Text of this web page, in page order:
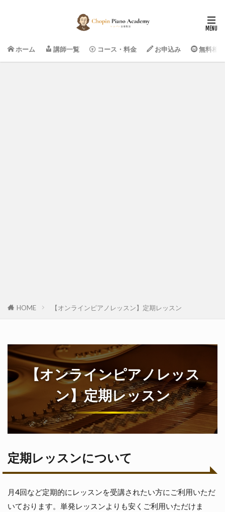
ホーム 講師一覧 コース・料金 お申込み 無料相談
HOME 【オンラインピアノレッスン】定期レッスン
【オンラインピアノレッス
ン】定期レッスン
定期レッスンについて
月4回など定期的にレッスンを受講されたい方にご利用いただ
いております。単発レッスンよりも安くご利用いただけま